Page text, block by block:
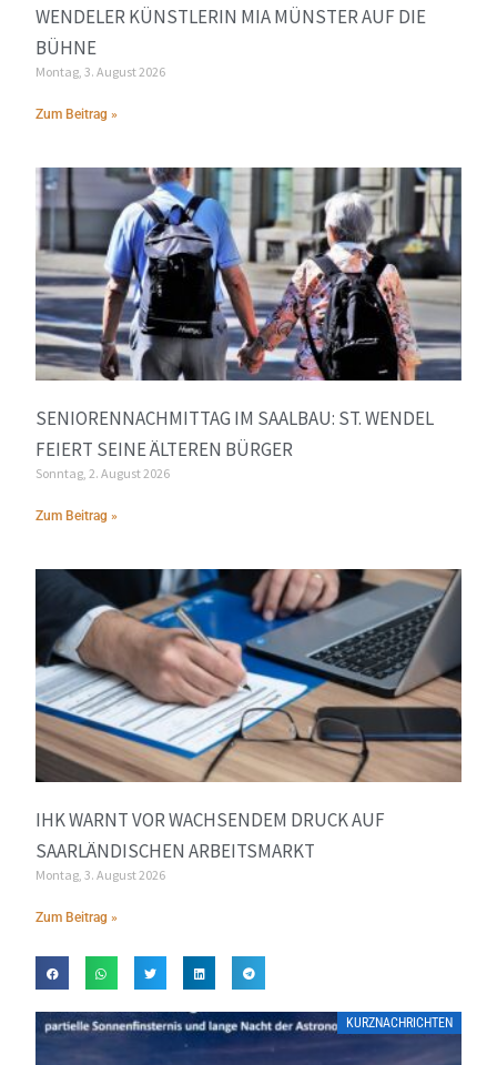
WENDELER KÜNSTLERIN MIA MÜNSTER AUF DIE
BÜHNE
Montag, 3. August 2026
Zum Beitrag »
SENIORENNACHMITTAG IM SAALBAU: ST. WENDEL
FEIERT SEINE ÄLTEREN BÜRGER
Sonntag, 2. August 2026
Zum Beitrag »
IHK WARNT VOR WACHSENDEM DRUCK AUF
SAARLÄNDISCHEN ARBEITSMARKT
Montag, 3. August 2026
Zum Beitrag »
KURZNACHRICHTEN